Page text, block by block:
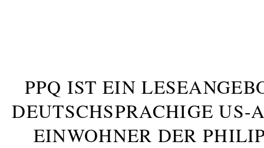
PPQ IST EIN
DEUTSCHSPRACHIGE US-
INWOHNER DER